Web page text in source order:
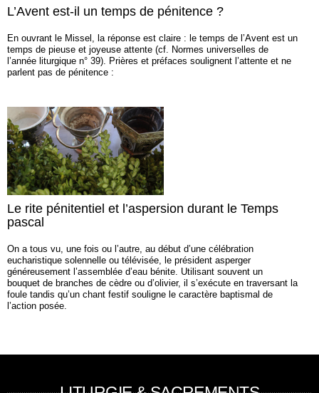
L’Avent est-il un temps de pénitence ?
En ouvrant le Missel, la réponse est claire : le temps de l’Avent est un
temps de pieuse et joyeuse attente (cf. Normes universelles de
l’année liturgique n° 39). Prières et préfaces soulignent l’attente et ne
parlent pas de pénitence :
Le rite pénitentiel et l’aspersion durant le Temps
pascal
On a tous vu, une fois ou l’autre, au début d’une célébration
eucharistique solennelle ou télévisée, le président asperger
généreusement l’assemblée d’eau bénite. Utilisant souvent un
bouquet de branches de cèdre ou d’olivier, il s’exécute en traversant la
foule tandis qu’un chant festif souligne le caractère baptismal de
l’action posée.